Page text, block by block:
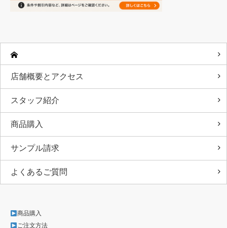
店舗概要とアクセス
スタッフ紹介
商品購入
サンプル請求
よくあるご質問
商品購入
ご注文方法